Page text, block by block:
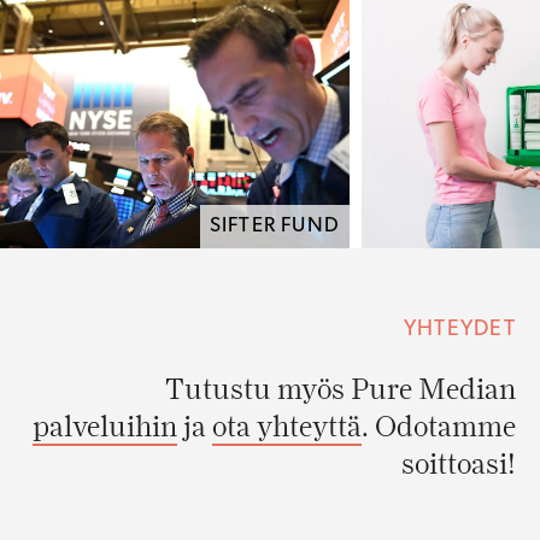
SIFTER FUND
YHTEYDET
Tutustu myös Pure Median
palveluihin ja ota yhteyttä. Odotamme
soittoasi!